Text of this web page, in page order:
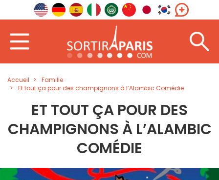
Accueil
Famille
Et tout ça pour des champignons à l’Alambic Comédie
ET TOUT ÇA POUR DES
CHAMPIGNONS À L’ALAMBIC
COMÉDIE